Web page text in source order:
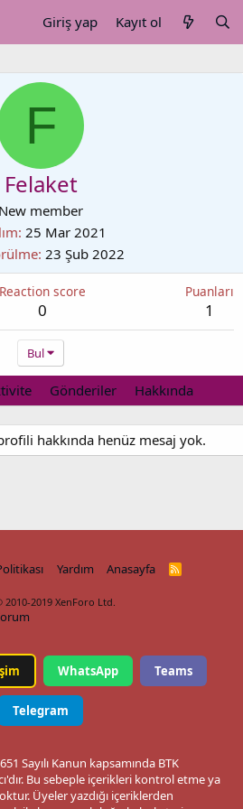
Giriş yap Kayıt ol
F
Felaket
New member
25 Mar 2021
23 Şub 2022
Reaction score
0
Puanları
1
Bul
Gönderiler Hakkında
hakkında henüz mesaj yok.
Yardım Anasayfa
R
2010-2019 XenForo Ltd.
WhatsApp Teams
Telegram
Sayılı Kanun kapsamında BTK
Bu sebeple içerikleri kontrol etme ya
Üyeler yazdığı içeriklerden